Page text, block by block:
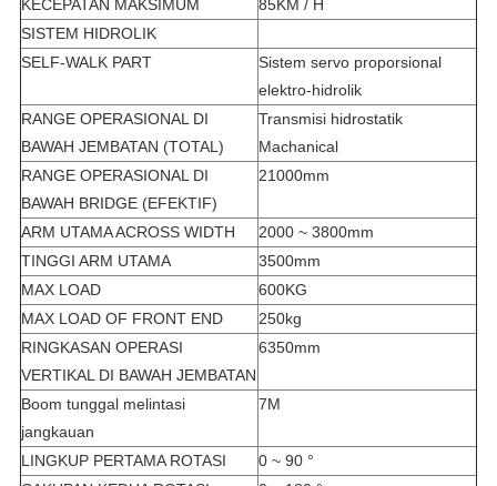
KECEPATAN MAKSIMUM
85KM / H
SISTEM HIDROLIK
SELF-WALK PART
Sistem servo proporsional
elektro-hidrolik
RANGE OPERASIONAL DI
BAWAH JEMBATAN (TOTAL)
Transmisi hidrostatik
Machanical
RANGE OPERASIONAL DI
BAWAH BRIDGE (EFEKTIF)
21000mm
ARM UTAMA ACROSS WIDTH
2000 ~ 3800mm
TINGGI ARM UTAMA
3500mm
MAX LOAD
600KG
MAX LOAD OF FRONT END
250kg
RINGKASAN OPERASI
VERTIKAL DI BAWAH JEMBATAN
6350mm
Boom tunggal melintasi
jangkauan
7M
LINGKUP PERTAMA ROTASI
0 ~ 90 °